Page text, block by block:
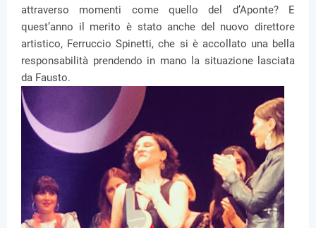
attraverso momenti come quello del d’Aponte? E
quest’anno il merito è stato anche del nuovo direttore
artistico, Ferruccio Spinetti, che si è accollato una bella
responsabilità prendendo in mano la situazione lasciata
da Fausto.